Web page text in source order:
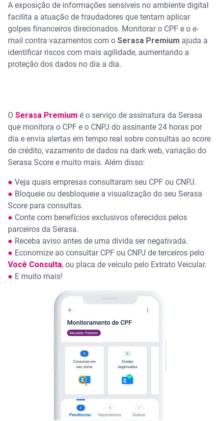
A exposição de informações sensíveis no ambiente digital
facilita a atuação de fraudadores que tentam aplicar
golpes financeiros direcionados. Monitorar o CPF e o e-
mail contra vazamentos com o Serasa Premium ajuda a
identificar riscos com mais agilidade, aumentando a
proteção dos dados no dia a dia.
O Serasa Premium é o serviço de assinatura da Serasa
que monitora o CPF e o CNPJ do assinante 24 horas por
dia e envia alertas em tempo real sobre consultas ao score
de crédito, vazamento de dados na dark web, variação do
Serasa Score e muito mais. Além disso:
● Veja quais empresas consultaram seu CPF ou CNPJ.
● Bloqueie ou desbloqueie a visualização do seu Serasa
Score para consultas.
● Conte com benefícios exclusivos oferecidos pelos
parceiros da Serasa.
● Receba aviso antes de uma dívida ser negativada.
● Economize ao consultar CPF ou CNPJ de terceiros pelo
Você Consulta, ou placa de veículo pelo Extrato Veicular.
● E muito mais!